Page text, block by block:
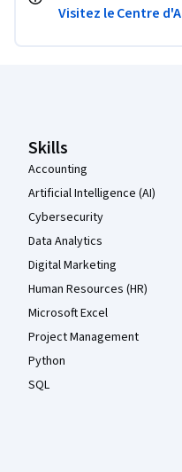
Visitez le Centre
Skills
Accounting
Artificial Intelligence (AI)
Cybersecurity
Data Analytics
Digital Marketing
Human Resources (HR)
Microsoft Excel
Project Management
Python
SQL